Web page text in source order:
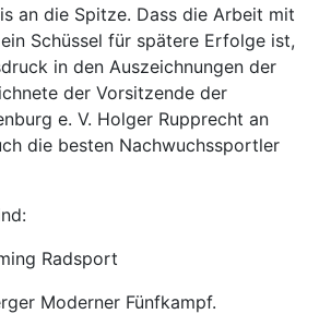
an die Spitze. Dass die Arbeit mit
Schüssel für spätere Erfolge ist,
in den Auszeichnungen der
der Vorsitzende der
e. V. Holger Rupprecht an
die besten Nachwuchssportler
Radsport
Moderner Fünfkampf.